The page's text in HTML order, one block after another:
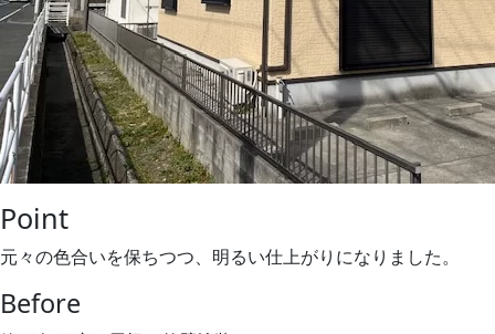
Point
元々の色合いを保ちつつ、明るい仕上がりになりました。
Before